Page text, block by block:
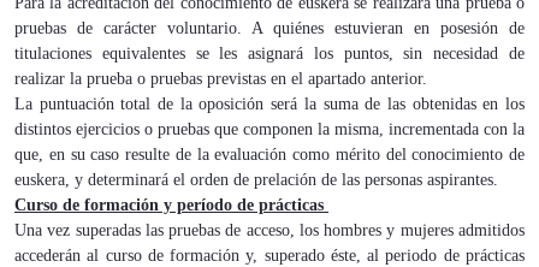
pruebas de carácter voluntario. A quiénes estuvieran en posesión de
titulaciones equivalentes se les asignará los puntos, sin necesidad de
realizar la prueba o pruebas previstas en el apartado anterior.
La puntuación total de la oposición será la suma de las obtenidas en los
distintos ejercicios o pruebas que componen la misma, incrementada con la
que, en su caso resulte de la evaluación como mérito del conocimiento de
euskera, y determinará el orden de prelación de las personas aspirantes.
Curso de formación y período de prácticas
Una vez superadas las pruebas de acceso, los hombres y mujeres admitidos
accederán al curso de formación y, superado éste, al periodo de prácticas